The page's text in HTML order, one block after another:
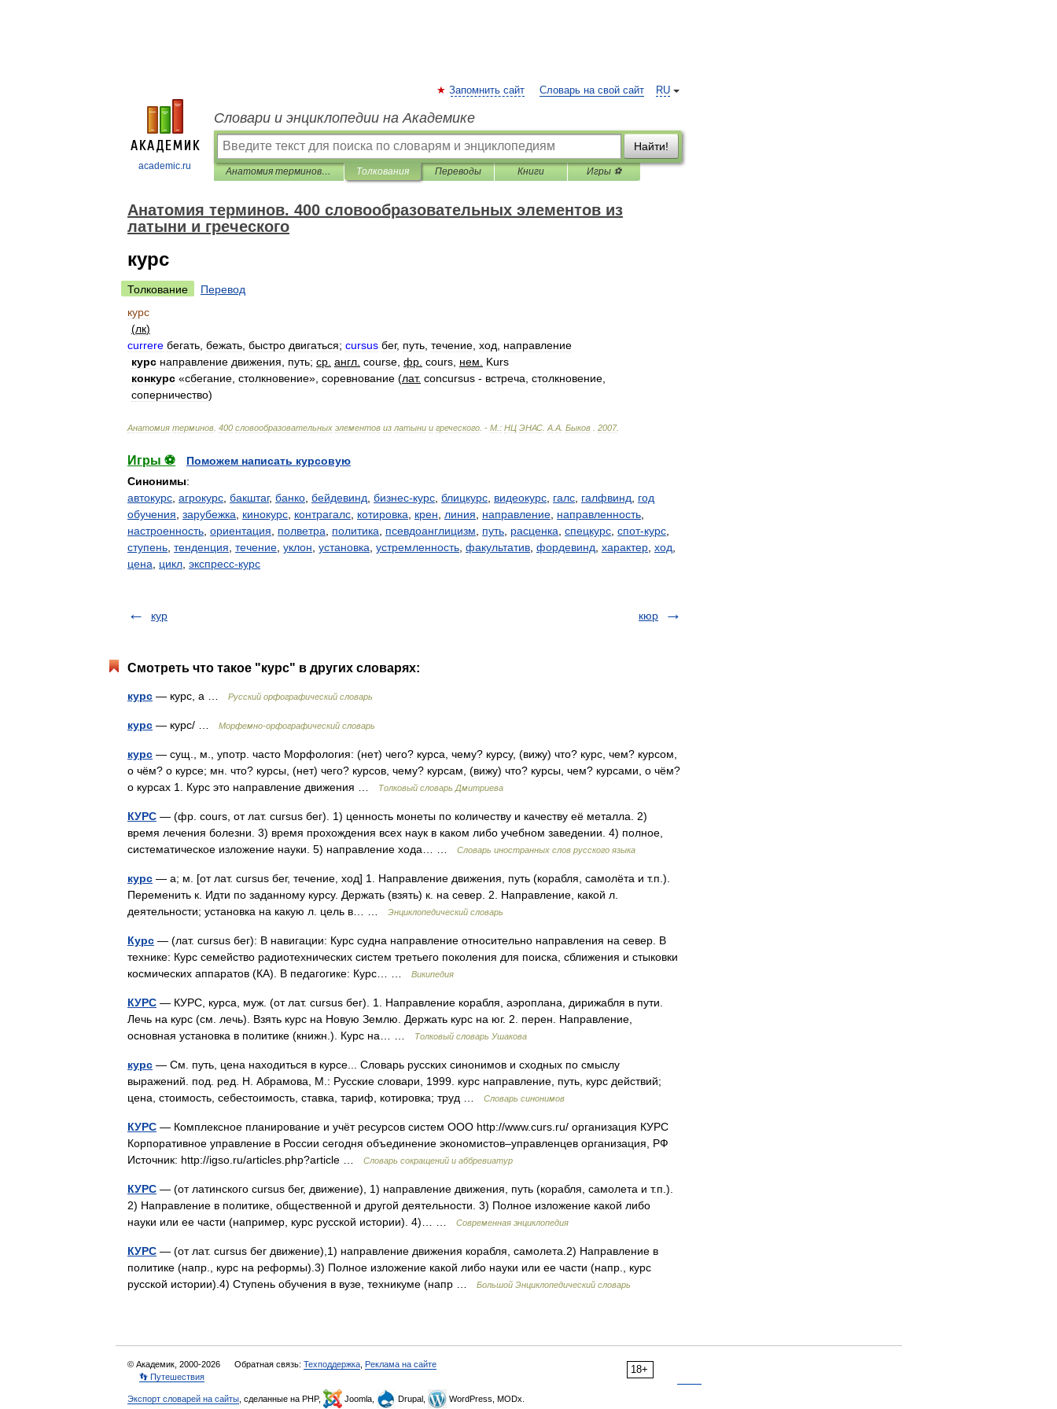
academic.ru
RU
Запомнить сайт Словарь на свой сайт
Словари и энциклопедии на Академике
Найти!
Анатомия терминов. 400 словообразовательных элементов из латыни и греческого Толкования Переводы Книги Игры ⚽
Анатомия терминов. 400 словообразовательных элементов из
латыни и греческого
курс
Толкование
Перевод
курс
(лк)
currere бегать бежать быстро двигаться; cursus бег, путь течение ход
направление
курс направление движения путь; ср англ course фр cours нем
Kurs
конкурс «сбегание столкновение», соревнование (лат. concursus - встреча столкновение
соперничество)
Анатомия терминов 400 словообразовательных элементов из латыни и греческого . - М : НЦ ЭНАС А А Быков 2007.
Игры ⚽
Поможем написать курсовую
Синонимы:
автокурс агрокурс бакштаг, банко бейдевинд бизнес-курс блицкурс видеокурс галс галфвинд
год
обучения зарубежка кинокурс контрагалс котировка крен линия направление направленность
настроенность ориентация полветра политика псевдоанглицизм путь расценка спецкурс спот-курс
ступень тенденция течение уклон установка устремленность факультатив фордевинд характер ход
цена
цикл экспресс-курс
кур кюр
Смотреть что такое "курс" в других словарях:
курс — курс, а … Русский орфографический словарь
курс — курс/ … Морфемно-орфографический словарь
курс — сущ., м., употр. часто Морфология: (нет) чего? курса, чему? курсу, (вижу) что? курс, чем? курсом,
о чём? о курсе; мн. что? курсы, (нет) чего? курсов, чему? курсам, (вижу) что? курсы, чем? курсами, о чём?
о курсах 1. Курс это направление движения …
Толковый словарь Дмитриева
КУРС — (фр. cours, от лат. cursus бег). 1) ценность монеты по количеству и качеству её металла. 2)
время лечения болезни. 3) время прохождения всех наук в каком либо учебном заведении. 4) полное,
систематическое изложение науки. 5) направление хода… …
Словарь иностранных слов русского языка
курс — а; м. [от лат. cursus бег, течение, ход] 1. Направление движения, путь (корабля, самолёта и т.п.).
Переменить к. Идти по заданному курсу. Держать (взять) к. на север. 2. Направление, какой л.
деятельности; установка на какую л. цель в… …
Энциклопедический словарь
Курс — (лат. cursus бег): В навигации: Курс судна направление относительно направления на север. В
технике: Курс семейство радиотехнических систем третьего поколения для поиска, сближения и стыковки
космических аппаратов (КА). В педагогике: Курс… …
Википедия
КУРС — КУРС, курса, муж. (от лат. cursus бег). 1. Направление корабля, аэроплана, дирижабля в пути.
Лечь на курс (см. лечь). Взять курс на Новую Землю. Держать курс на юг. 2. перен. Направление,
основная установка в политике (книжн.). Курс на… …
Толковый словарь Ушакова
курс — См. путь, цена находиться в курсе... Словарь русских синонимов и сходных по смыслу
выражений. под. ред. Н. Абрамова, М.: Русские словари, 1999. курс направление, путь, курс действий;
цена, стоимость, себестоимость, ставка, тариф, котировка; труд …
Словарь синонимов
КУРС — Комплексное планирование и учёт ресурсов систем ООО http://www.curs.ru/​ организация КУРС
Корпоративное управление в России сегодня объединение экономистов–управленцев организация, РФ
Источник: http://igso.ru/articles.php?article …
Словарь сокращений и аббревиатур
КУРС — (от латинского cursus бег, движение), 1) направление движения, путь (корабля, самолета и т.п.).
2) Направление в политике, общественной и другой деятельности. 3) Полное изложение какой либо
науки или ее части (например, курс русской истории). 4)… …
Современная энциклопедия
КУРС — (от лат. cursus бег движение),1) направление движения корабля, самолета.2) Направление в
политике (напр., курс на реформы).3) Полное изложение какой либо науки или ее части (напр., курс
русской истории).4) Ступень обучения в вузе, техникуме (напр …
Большой Энциклопедический словарь
18+
© Академик, 2000-2026 Обратная связь: Техподдержка Реклама на сайте
👣 Путешествия
Экспорт словарей на сайты , сделанные на PHP, Joomla, Drupal, WordPress, MODx.